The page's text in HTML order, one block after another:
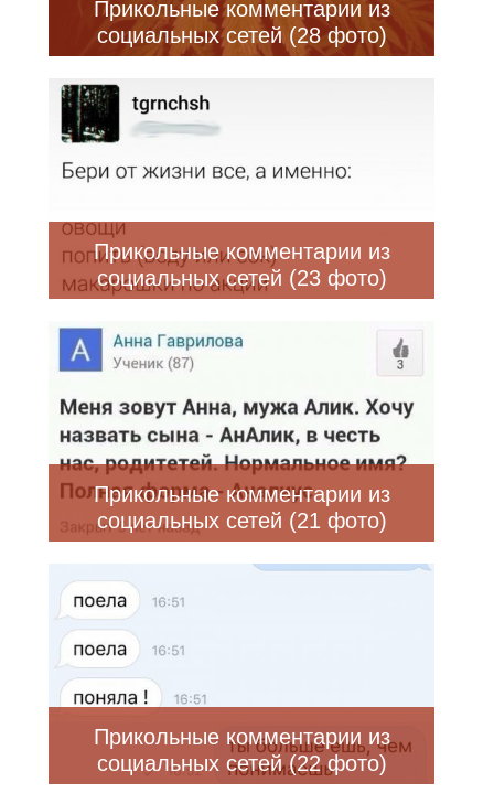
Прикольные комментарии из
социальных сетей (28 фото)
Прикольные комментарии из
социальных сетей (23 фото)
Прикольные комментарии из
социальных сетей (21 фото)
Прикольные комментарии из
социальных сетей (22 фото)